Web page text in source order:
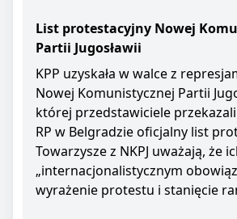
List protestacyjny Nowej
Partii Jugosławii
KPP uzyskała w walce z
Nowej Komunistycznej Partii
której przedstawiciele
RP w Belgradzie oficjalny list
Towarzysze z NKPJ uważają, że
„internacjonalistycznym
wyrażenie protestu i stanięcie